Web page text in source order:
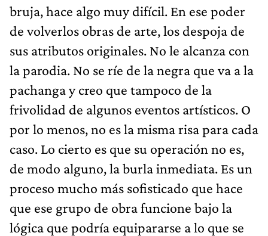
bruja, hace algo muy difícil. En ese poder
de volverlos obras de arte, los despoja de
sus atributos originales. No le alcanza con
la parodia. No se ríe de la negra que va a la
pachanga y creo que tampoco de la
frivolidad de algunos eventos artísticos. O
por lo menos, no es la misma risa para cada
caso. Lo cierto es que su operación no es,
de modo alguno, la burla inmediata. Es un
proceso mucho más sofisticado que hace
que ese grupo de obra funcione bajo la
lógica que podría equipararse a lo que se